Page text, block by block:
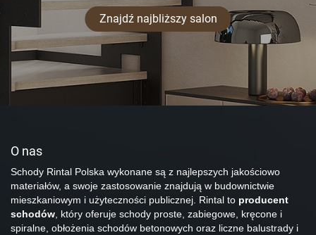
Znajdź najbliższy salon
O nas
Schody Rintal Polska wykonane są z najlepszych jakościowo
materiałów, a swoje zastosowanie znajdują w budownictwie
mieszkaniowym i użyteczności publicznej. Rintal to producent
schodów, który oferuje schody proste, zabiegowe, kręcone i
spiralne, obłożenia schodów betonowych oraz liczne balustrady i